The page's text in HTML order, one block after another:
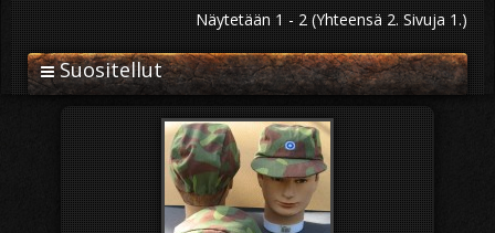
Näytetään 1 - 2 (Yhteensä 2. Sivuja 1.)
Suositellut